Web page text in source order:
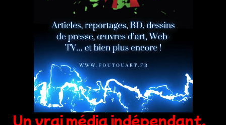
Un vrai média indépendant,